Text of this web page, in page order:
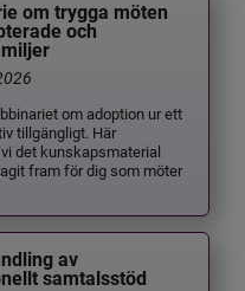
om trygga möten
och
om adoption ur ett
tillgängligt. Här
det kunskapsmaterial
fram för dig som möter
av
samtalsstöd